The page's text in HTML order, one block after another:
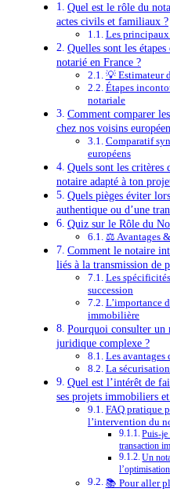
Quel est le rôle du
actes civils et familiaux ?
Les principaux
Quelles sont les
notarié en France ?
💡 Estimateur
Étapes
notariale
Comment comparer
chez nos voisins
Comparatif
européens
Quels sont les critères
notaire adapté à ton
Quels pièges éviter
authentique ou d’une
Quiz sur le Rôle du
⚖️ Avantages
Comment le notaire
liés à la transmission de
Les
succession
L’importance
immobilière
Pourquoi consulter un
juridique complexe ?
Les avantages
La
Quel est l’intérêt de
ses projets immobiliers
FAQ pratique
l’intervention du
Puis-je
transaction
Un
📚 Pour aller